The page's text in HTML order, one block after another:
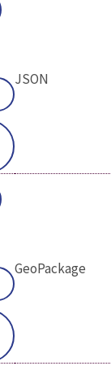
JSON
GeoPackage